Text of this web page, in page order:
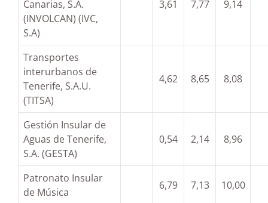
Canarias, S.A.
(INVOLCAN) (IVC,
S.A)
3,61 7,77 9,14
Transportes
interurbanos de
Tenerife, S.A.U.
(TITSA)
4,62 8,65 8,08
Gestión Insular de
Aguas de Tenerife,
S.A. (GESTA)
0,54 2,14 8,96
Patronato Insular
de Música
6,79 7,13 10,00